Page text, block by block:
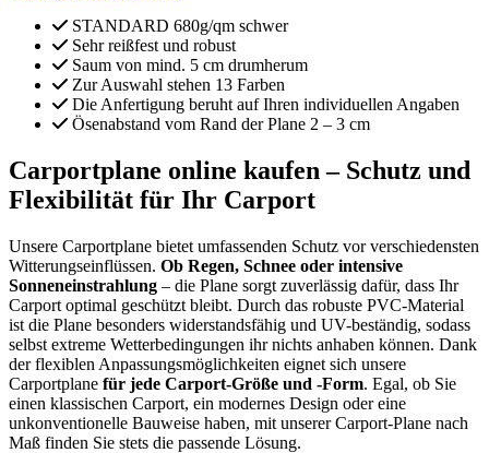
STANDARD 680g/qm schwer
Sehr reißfest und robust
Saum von mind. 5 cm drumherum
Zur Auswahl stehen 13 Farben
Die Anfertigung beruht auf Ihren individuellen Angaben
Ösenabstand vom Rand der Plane 2 – 3 cm
Carportplane online kaufen – Schutz und
Flexibilität für Ihr Carport
Unsere Carportplane bietet umfassenden Schutz vor verschiedensten
Witterungseinflüssen. Ob Regen, Schnee oder intensive
Sonneneinstrahlung – die Plane sorgt zuverlässig dafür, dass Ihr
Carport optimal geschützt bleibt. Durch das robuste PVC-Material
ist die Plane besonders widerstandsfähig und UV-beständig, sodass
selbst extreme Wetterbedingungen ihr nichts anhaben können. Dank
der flexiblen Anpassungsmöglichkeiten eignet sich unsere
Carportplane für jede Carport-Größe und -Form. Egal, ob Sie
einen klassischen Carport, ein modernes Design oder eine
unkonventionelle Bauweise haben, mit unserer Carport-Plane nach
Maß finden Sie stets die passende Lösung.